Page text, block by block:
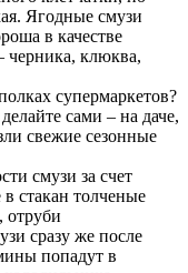
Ягодные смузи
в качестве
черника, клюква,
супермаркетов?
сами – на даче,
свежие сезонные
смузи за счет
стакан толченые
отруби
сразу же после
попадут в